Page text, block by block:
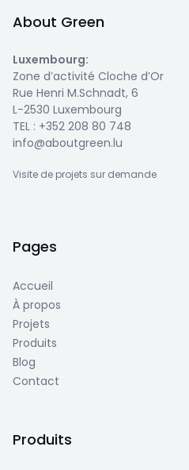
About Green
Luxembourg:
Zone d’activité Cloche d’Or
Rue Henri M.Schnadt, 6
L-2530 Luxembourg
TEL : +352 208 80 748
info@aboutgreen.lu
Visite de projets sur demande
Pages
Accueil
À propos
Projets
Produits
Blog
Contact
Produits